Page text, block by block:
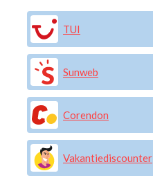
TUI
Sunweb
Corendon
Vakantiediscounter